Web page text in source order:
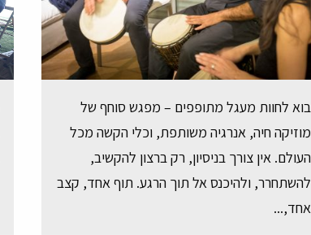
בוא לחוות מעגל מתופפים – מפגש סוחף של
מוזיקה חיה, אנרגיה משותפת, וכלי הקשה מכל
העולם. אין צורך בניסיון, רק ברצון להקשיב,
להשתחרר, ולהיכנס אל תוך הרגע. תוף אחד, קצב
אחד,...